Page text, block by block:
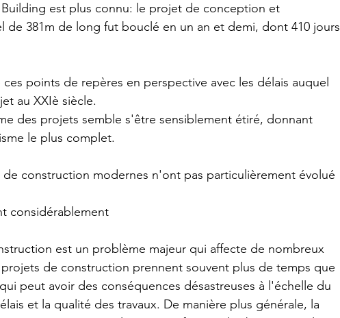
est plus connu: le projet de conception et
de 381m de long fut bouclé en un an et demi, dont 410 jours
points de repères en perspective avec les délais auquel
au XXIè siècle.
des projets semble s'être sensiblement étiré, donnant
le plus complet.
construction modernes n'ont pas particulièrement évolué
considérablement
est un problème majeur qui affecte de nombreux
de construction prennent souvent plus de temps que
peut avoir des conséquences désastreuses à l'échelle du
et la qualité des travaux. De manière plus générale, la